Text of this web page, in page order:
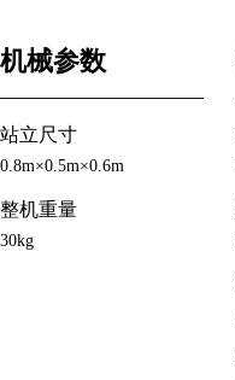
机械参数
站立尺寸
0.8m×0.5m×0.6m
整机重量
30kg